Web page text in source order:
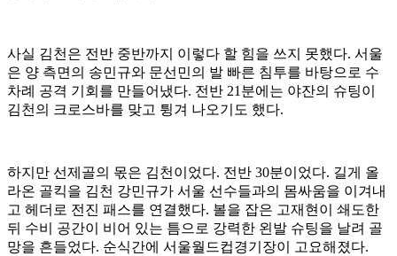
사실 김천은 전반 중반까지 이렇다 할 힘을 쓰지 못했다. 서울
은 양 측면의 송민규와 문선민의 발 빠른 침투를 바탕으로 수
차례 공격 기회를 만들어냈다. 전반 21분에는 야잔의 슈팅이
김천의 크로스바를 맞고 튕겨 나오기도 했다.
하지만 선제골의 몫은 김천이었다. 전반 30분이었다. 길게 올
라온 골킥을 김천 강민규가 서울 선수들과의 몸싸움을 이겨내
고 헤더로 전진 패스를 연결했다. 볼을 잡은 고재현이 쇄도한
뒤 수비 공간이 비어 있는 틈으로 강력한 왼발 슈팅을 날려 골
망을 흔들었다. 순식간에 서울월드컵경기장이 고요해졌다.